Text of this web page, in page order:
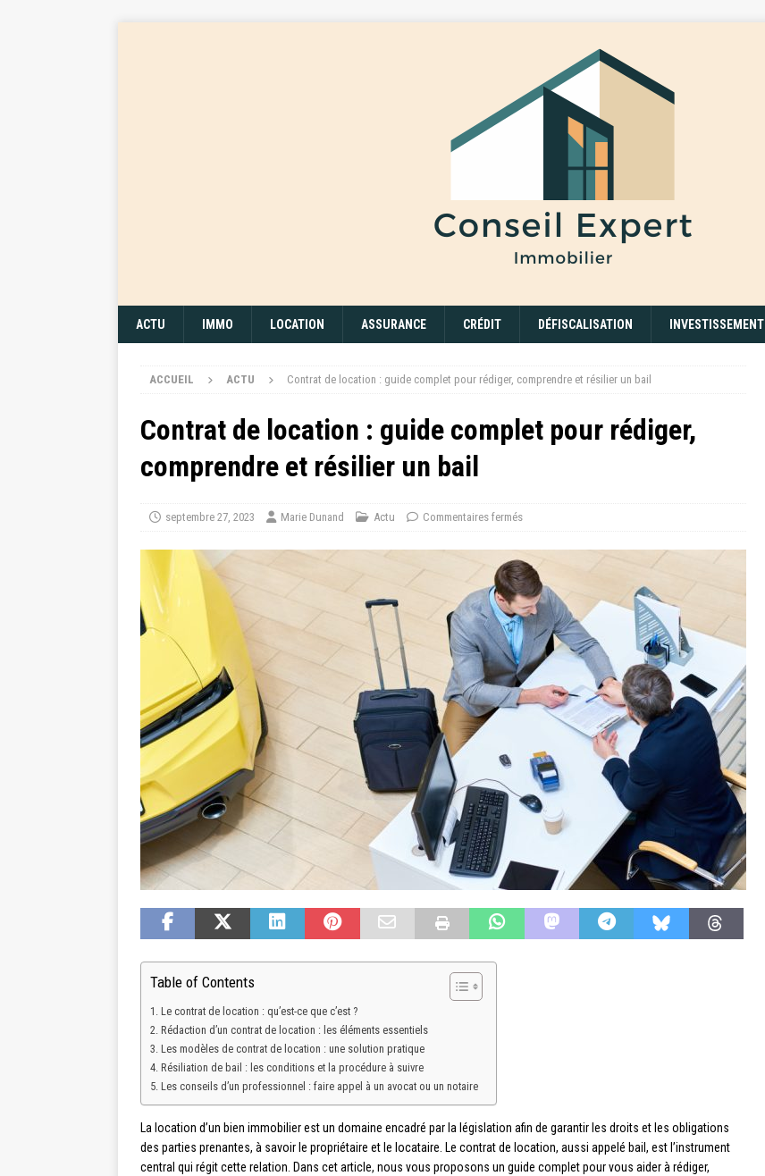
ACTU IMMO LOCATION ASSURANCE CRÉDIT DÉFISCALISATION INVESTISSEMENT
ACCUEIL ACTU Contrat de location : guide complet pour rédiger, comprendre et résilier un bail
Contrat de location : guide complet pour rédiger,
comprendre et résilier un bail
septembre 27, 2023 Marie Dunand Actu Commentaires fermés
Table of Contents
Le contrat de location : qu’est-ce que c’est ?
Rédaction d’un contrat de location : les éléments essentiels
Les modèles de contrat de location : une solution pratique
Résiliation de bail : les conditions et la procédure à suivre
Les conseils d’un professionnel : faire appel à un avocat ou un notaire
La location d’un bien immobilier est un domaine encadré par la législation afin de garantir les droits et les obligations
des parties prenantes, à savoir le propriétaire et le locataire. Le contrat de location, aussi appelé bail, est l’instrument
central qui régit cette relation. Dans cet article, nous vous proposons un guide complet pour vous aider à rédiger,